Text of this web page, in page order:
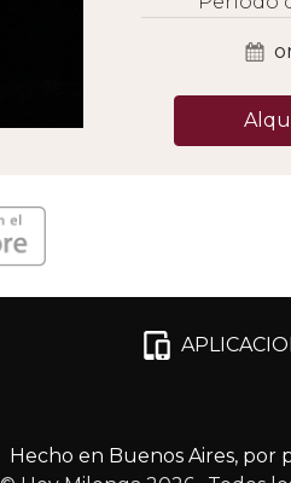
Hecho en Buenos Aires,